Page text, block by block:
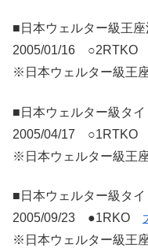
■日本ウェルター級王
2005/01/16 ○2RTKO
※日本ウェルター級王
■日本ウェルター級タ
2005/04/17 ○1RTKO
※日本ウェルター級王
■日本ウェルター級タ
2005/09/23 ●1RKO
※日本ウェルター級王